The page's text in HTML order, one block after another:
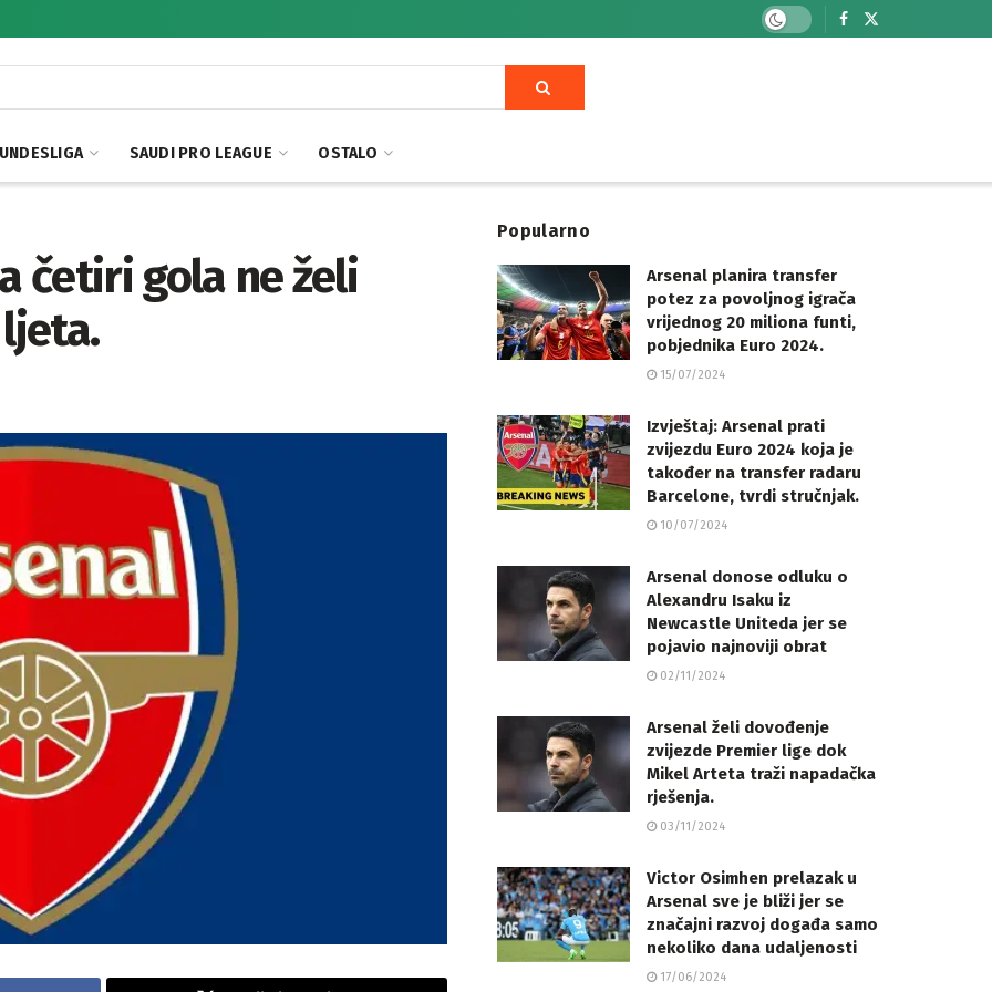
SAUDI PRO LEAGUE OSTALO
četiri gola ne želi
Popularno
Arsenal planira transfer
potez za povoljnog igrača
vrijednog 20 miliona funti,
pobjednika Euro 2024.
15/07/2024
Izvještaj: Arsenal prati
zvijezdu Euro 2024 koja je
također na transfer radaru
Barcelone, tvrdi stručnjak.
10/07/2024
Arsenal donose odluku o
Alexandru Isaku iz
Newcastle Uniteda jer se
pojavio najnoviji obrat
02/11/2024
Arsenal želi dovođenje
zvijezde Premier lige dok
Mikel Arteta traži napadačka
rješenja.
03/11/2024
Victor Osimhen prelazak u
Arsenal sve je bliži jer se
značajni razvoj događa samo
nekoliko dana udaljenosti
17/06/2024